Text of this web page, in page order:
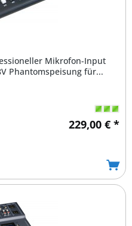
Mikrofon-Input
Phantomspeisung für...
229,00 € *